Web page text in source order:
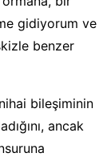
gidiyorum ve
benzer
bileşiminin
ancak